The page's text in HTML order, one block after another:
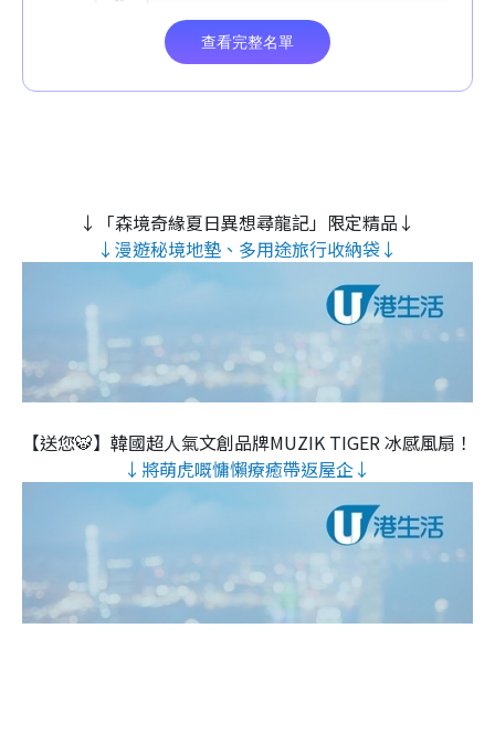
↓「森境奇緣夏日異想尋龍記」限定精品↓
↓漫遊秘境地墊、多用途旅行收納袋↓
【送您🐯】韓國超人氣文創品牌MUZIK TIGER 冰感風扇！
↓將萌虎嘅慵懶療癒帶返屋企↓